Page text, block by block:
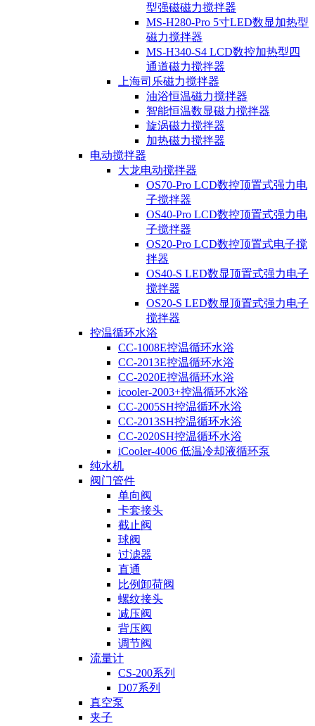
型强磁磁力搅拌器
MS-H280-Pro 5寸LED数显加热型
磁力搅拌器
MS-H340-S4 LCD数控加热型四
通道磁力搅拌器
上海司乐磁力搅拌器
油浴恒温磁力搅拌器
智能恒温数显磁力搅拌器
旋涡磁力搅拌器
加热磁力搅拌器
电动搅拌器
大龙电动搅拌器
OS70-Pro LCD数控顶置式强力电
子搅拌器
OS40-Pro LCD数控顶置式强力电
子搅拌器
OS20-Pro LCD数控顶置式电子搅
拌器
OS40-S LED数显顶置式强力电子
搅拌器
OS20-S LED数显顶置式强力电子
搅拌器
控温循环水浴
CC-1008E控温循环水浴
CC-2013E控温循环水浴
CC-2020E控温循环水浴
icooler-2003+控温循环水浴
CC-2005SH控温循环水浴
CC-2013SH控温循环水浴
CC-2020SH控温循环水浴
iCooler-4006 低温冷却液循环泵
纯水机
阀门管件
单向阀
卡套接头
截止阀
球阀
过滤器
直通
比例卸荷阀
螺纹接头
减压阀
背压阀
调节阀
流量计
CS-200系列
D07系列
真空泵
夹子